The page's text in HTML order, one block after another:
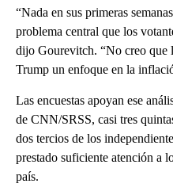
“Nada en sus primeras
problema central que los
dijo Gourevitch. “No creo que
Trump un enfoque en la
Las encuestas apoyan ese
de CNN/SRSS, casi tres
dos tercios de los
prestado suficiente atención a
país.